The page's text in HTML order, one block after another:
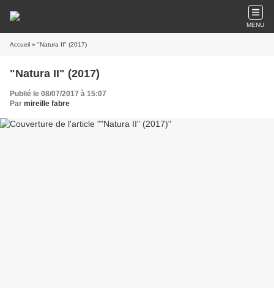
MENU
Accueil » "Natura II" (2017)
"Natura II" (2017)
Publié le 08/07/2017 à 15:07
Par mireille fabre